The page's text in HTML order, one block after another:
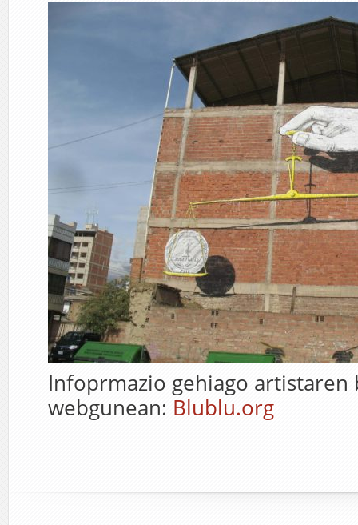
Infoprmazio gehiago artistaren
webgunean: Blublu.org